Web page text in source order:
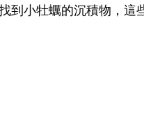
到小牡蠣的沉積物，